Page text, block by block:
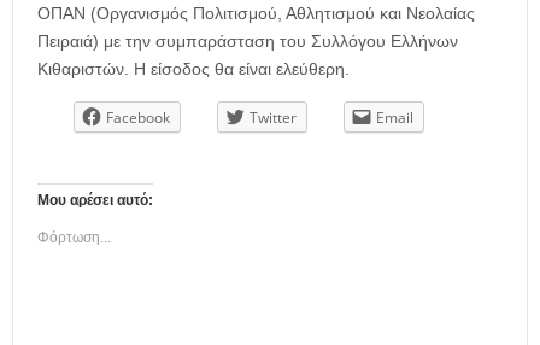
ΟΠΑΝ (Οργανισμός Πολιτισμού, Αθλητισμού και Νεολαίας
Πειραιά) με την συμπαράσταση του Συλλόγου Ελλήνων
Κιθαριστών. Η είσοδος θα είναι ελεύθερη.
Facebook Twitter Email
Μου αρέσει αυτό:
Φόρτωση...